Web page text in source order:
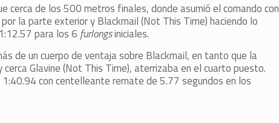
cerca de los 500 metros finales, donde asumió el comando con
la parte exterior y Blackmail (Not This Time) haciendo lo
para los 6 furlongsiniciales.
de un cuerpo de ventaja sobre Blackmail, en tanto que la
Glavine (Not This Time), aterrizaba en el cuarto puesto.
con centelleante remate de 5.77 segundos en los